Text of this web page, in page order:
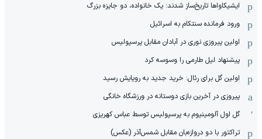
ایشیکاوا‌ها تاریخ‌ساز شدند: یک خانواده، دو جایزه بزرگ
ورود فرمانده سنتکام به اسرائیل
اولین پیروزی نوری در آبادان مقابل پرسپولیس
پیشنهاد لیل طارمی را وسوسه کرد
اولین گل برای رئال: خرید جدید به رویایش رسید
پیروزی در آخرین بازی دوستانه در ورزشگاه خانگی
گل اول آلومینیوم به پرسپولیس توسط عباس کهریزی
تراکتور با دو دروازه‌بان مقابل شمس‌آذر (عکس)